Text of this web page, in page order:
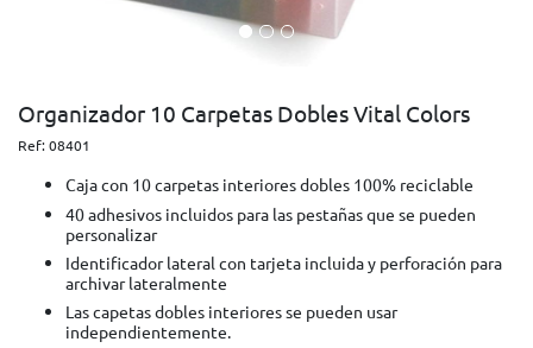
Organizador 10 Carpetas Dobles Vital Colors
Ref:08401
Caja con 10 carpetas interiores dobles 100% reciclable
40 adhesivos incluidos para las pestañas que se pueden
personalizar
Identificador lateral con tarjeta incluida y perforación para
archivar lateralmente
Las capetas dobles interiores se pueden usar
independientemente.